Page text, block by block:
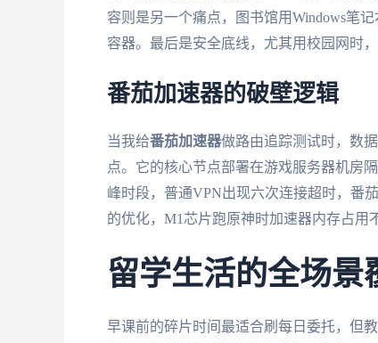
容则是另一个痛点，图书馆用Windows笔
容器。最后是安全底线，尤其用校园网时
番茄加速器的破壁逻辑
当我给番茄加速器做路由追踪测试时，数
点。它的核心节点部署在游戏服务器机房
峰时段，普通VPN出现六次连接超时，番
的优化，M1芯片跑原神时加速器内存占用
留学生活的全场景
早课前的碎片时间最适合刷每日委托，但